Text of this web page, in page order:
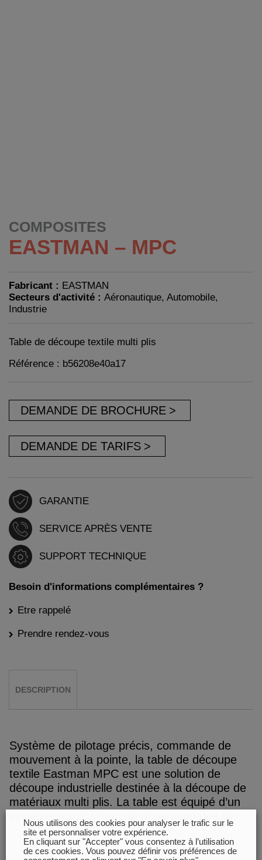
COMPOSITES
EASTMAN – MPC
Fabricant : EASTMAN
Secteurs d'activité : Aéronautique, Automobile,
Industrie
Table de découpe textile multi plis
Référence : b56208e40a17
DEMANDE DE BROCHURE
DEMANDE DE TARIFS
GARANTIE
SERVICE APRÈS VENTE
SUPPORT TECHNIQUE
Besoin d'informations complémentaires ?
Etre rappelé
Prendre rendez-vous
DESCRIPTION
Système de pilotage précis, commande de
mouvement à la pointe, la table de découpe
textile Eastman MPC est une solution de
découpe industrielle destinée à la découpe de
matériaux multi plis. La table est équipé d’un
Nous utilisons des cookies pour analyser le trafic sur le
site et personnaliser votre expérience.
En cliquant sur "Accepter" vous consentez à l’utilisation
de ces cookies. Vous pouvez définir vos préférences de